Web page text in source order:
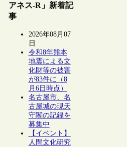
アネス-R」新着記
事
2026年08月07
日
令和8年熊本
地震による文
化財等の被害
が83件に（8
月6日時点）
名古屋市、名
古屋城の現天
守閣の記録を
募集中
【イベント】
人間文化研究